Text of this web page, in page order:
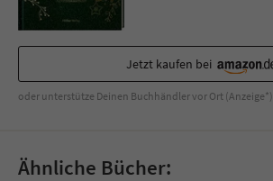
Jetzt kaufen bei
oder unterstütze Deinen Buchhändler vor Ort (Anzeige*)
Ähnliche Bücher: